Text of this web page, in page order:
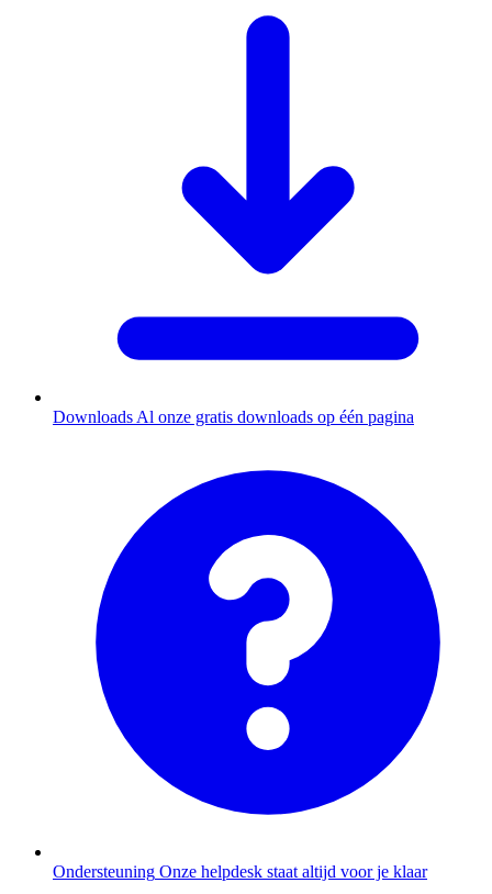
Downloads Al onze gratis downloads op één pagina
Ondersteuning Onze helpdesk staat altijd voor je klaar